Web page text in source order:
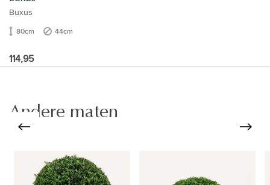
Buxus
80cm 44cm
114,95
Andere maten